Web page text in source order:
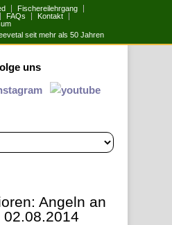
Fischereilehrgang
FAQs
Kontakt
seit mehr als 50 Jahren
uns
Angeln an